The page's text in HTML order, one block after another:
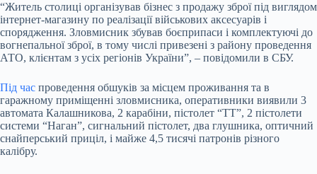
“Житель столиці організував бізнес з продажу зброї під виглядом
інтернет-магазину по реалізації військових аксесуарів і
спорядження. Зловмисник збував боєприпаси і комплектуючі до
вогнепальної зброї, в тому числі привезені з району проведення
АТО, клієнтам з усіх регіонів України”, – повідомили в СБУ.
Під час проведення обшуків за місцем проживання та в
гаражному приміщенні зловмисника, оперативники виявили 3
автомата Калашникова, 2 карабіни, пістолет “ТТ”, 2 пістолети
системи “Наган”, сигнальний пістолет, два глушника, оптичний
снайперський приціл, і майже 4,5 тисячі патронів різного
калібру.